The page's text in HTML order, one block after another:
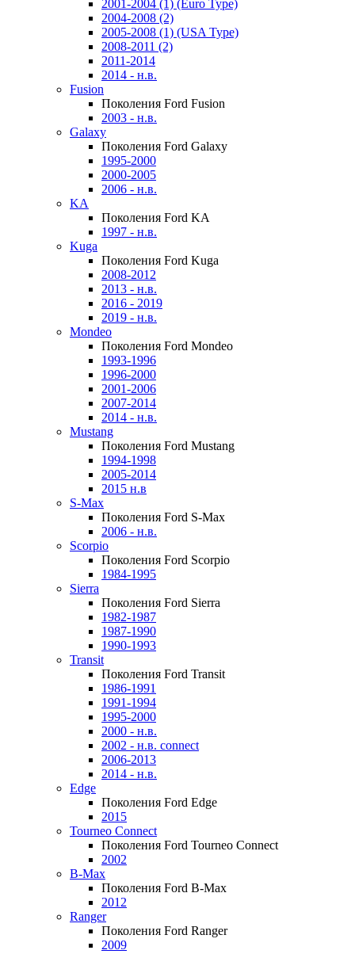
2001-2004 (1) (Euro Type)
2004-2008 (2)
2005-2008 (1) (USA Type)
2008-2011 (2)
2011-2014
2014 - н.в.
Fusion
Поколения Ford Fusion
2003 - н.в.
Galaxy
Поколения Ford Galaxy
1995-2000
2000-2005
2006 - н.в.
KA
Поколения Ford KA
1997 - н.в.
Kuga
Поколения Ford Kuga
2008-2012
2013 - н.в.
2016 - 2019
2019 - н.в.
Mondeo
Поколения Ford Mondeo
1993-1996
1996-2000
2001-2006
2007-2014
2014 - н.в.
Mustang
Поколения Ford Mustang
1994-1998
2005-2014
2015 н.в
S-Max
Поколения Ford S-Max
2006 - н.в.
Scorpio
Поколения Ford Scorpio
1984-1995
Sierra
Поколения Ford Sierra
1982-1987
1987-1990
1990-1993
Transit
Поколения Ford Transit
1986-1991
1991-1994
1995-2000
2000 - н.в.
2002 - н.в. connect
2006-2013
2014 - н.в.
Edge
Поколения Ford Edge
2015
Tourneo Connect
Поколения Ford Tourneo Connect
2002
B-Max
Поколения Ford B-Max
2012
Ranger
Поколения Ford Ranger
2009